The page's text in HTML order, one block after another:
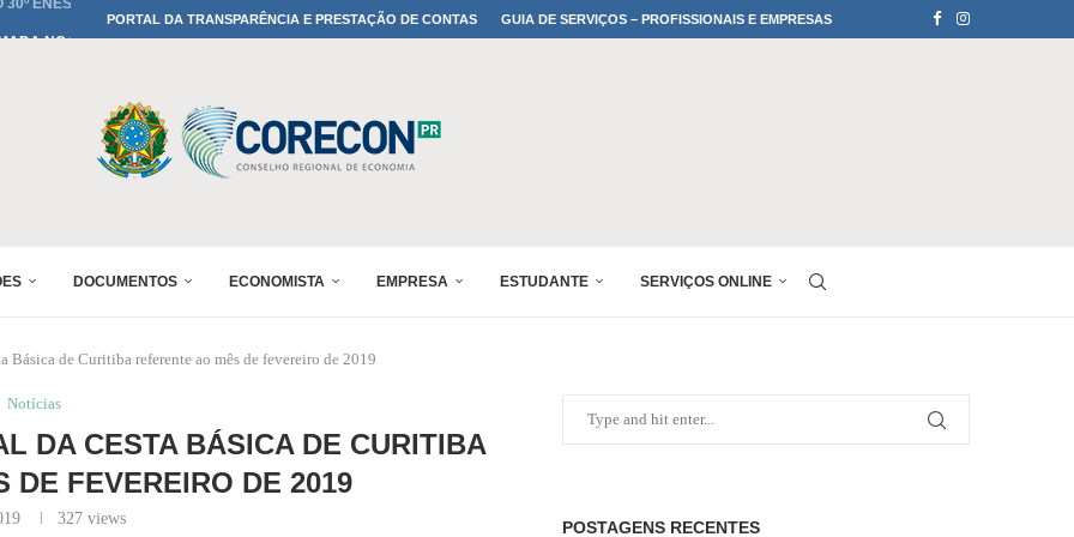
NO 30º ENESULPORTAL DA TRANSPARÊNCIA E PRESTAÇÃO DE CONTAS GUIA DE SERVIÇOS – PROFISSIONAIS E EMPRESAS
DOCUMENTOS ECONOMISTA EMPRESA ESTUDANTE SERVIÇOS ONLINE
Básica de Curitiba referente ao mês de fevereiro de 2019
Notícias
DA CESTA BÁSICA DE CURITIBA
DE FEVEREIRO DE 2019
327views POSTAGENS RECENTES